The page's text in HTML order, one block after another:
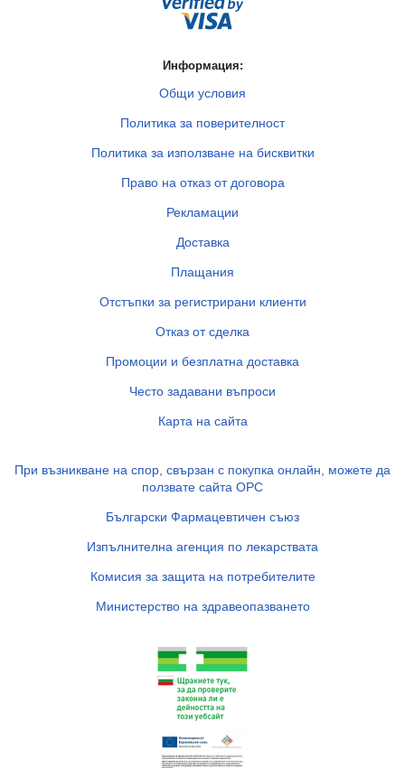
Информация:
Общи условия
Политика за поверителност
Политика за използване на бисквитки
Право на отказ от договора
Рекламации
Доставка
Плащания
Отстъпки за регистрирани клиенти
Отказ от сделка
Промоции и безплатна доставка
Често задавани въпроси
Карта на сайта
При възникване на спор, свързан с покупка онлайн, можете да
ползвате сайта ОРС
Български Фармацевтичен съюз
Изпълнителна агенция по лекарствата
Комисия за защита на потребителите
Министерство на здравеопазването